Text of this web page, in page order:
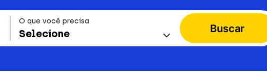
O que você precisa
Selecione Buscar